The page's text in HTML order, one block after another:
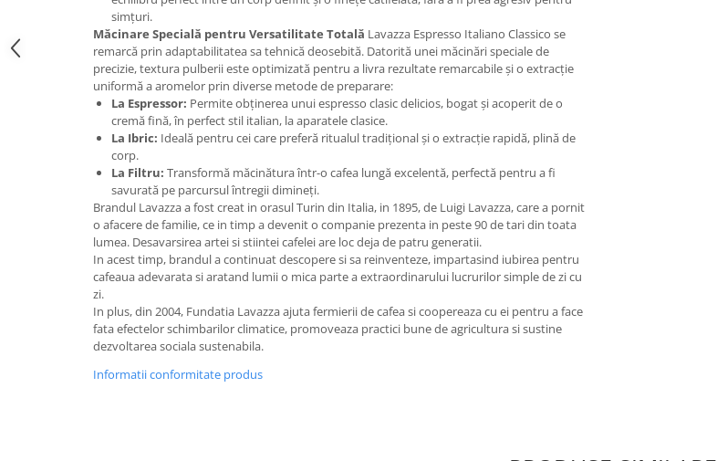
simțuri.
Măcinare Specială pentru Versatilitate Totală Lavazza Espresso Italiano Classico se
remarcă prin adaptabilitatea sa tehnică deosebită. Datorită unei măcinări speciale de
precizie, textura pulberii este optimizată pentru a livra rezultate remarcabile și o extracție
uniformă a aromelor prin diverse metode de preparare:
La Espressor: Permite obținerea unui espresso clasic delicios, bogat și acoperit de o
cremă fină, în perfect stil italian, la aparatele clasice.
La Ibric: Ideală pentru cei care preferă ritualul tradițional și o extracție rapidă, plină de
corp.
La Filtru: Transformă măcinătura într-o cafea lungă excelentă, perfectă pentru a fi
savurată pe parcursul întregii dimineți.
Brandul Lavazza a fost creat in orasul Turin din Italia, in 1895, de Luigi Lavazza, care a pornit
o afacere de familie, ce in timp a devenit o companie prezenta in peste 90 de tari din toata
lumea. Desavarsirea artei si stiintei cafelei are loc deja de patru generatii.
In acest timp, brandul a continuat descopere si sa reinventeze, impartasind iubirea pentru
cafeaua adevarata si aratand lumii o mica parte a extraordinarului lucrurilor simple de zi cu
zi.
In plus, din 2004, Fundatia Lavazza ajuta fermierii de cafea si coopereaza cu ei pentru a face
fata efectelor schimbarilor climatice, promoveaza practici bune de agricultura si sustine
dezvoltarea sociala sustenabila.
Informatii conformitate produs